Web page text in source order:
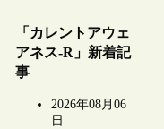
「カレントアウェ
アネス-R」新着記
事
2026年08月06
日